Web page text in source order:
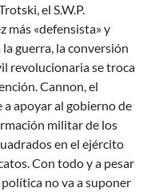
el S.W.P.
más «defensista» y
guerra, la conversión
revolucionaria se troca
Cannon, el
a apoyar al gobierno de
militar de los
en el ejército
Con todo y a pesar
política no va a suponer